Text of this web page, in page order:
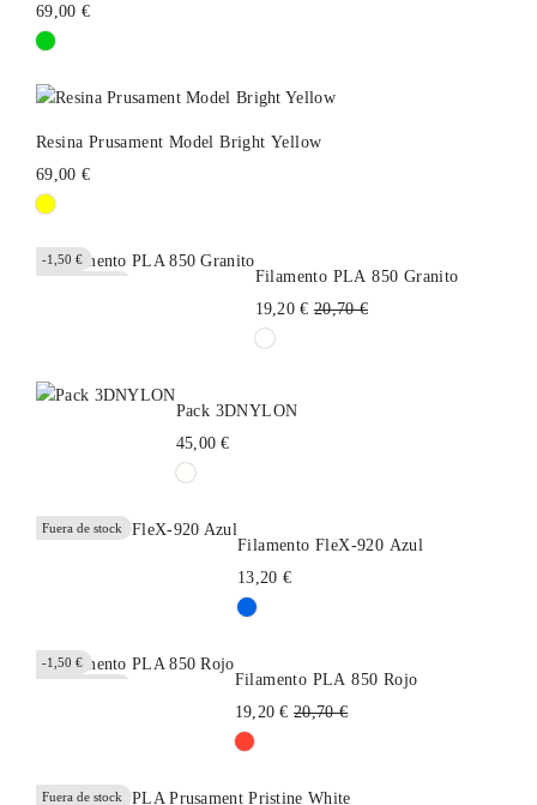
69,00 €
Resina Prusament Model Bright Yellow
69,00 €
-1,50 €
Filamento PLA 850 Granito
19,20 € Precio
20,70 €
Pack 3DNYLON
45,00 €
Fuera de stock
Filamento FleX-920 Azul
13,20 €
-1,50 €
Filamento PLA 850 Rojo
19,20 € Precio
20,70 €
Fuera de stock